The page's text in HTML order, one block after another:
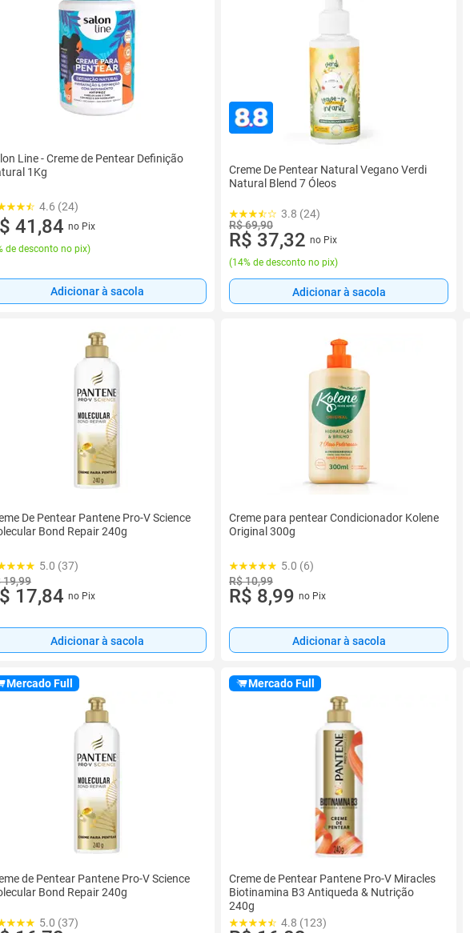
Line - Creme de Pentear Definição
1Kg
4.6 (24)
41,84 no Pix
de desconto no pix)
Adicionar à sacola
Creme De Pentear Natural Vegano Verdi
Natural Blend 7 Óleos
3.8 (24)
R$ 69,90
R$ 37,32 no Pix
(14% de desconto no pix)
Adicionar à sacola
De Pentear Pantene Pro-V Science
Bond Repair 240g
5.0 (37)
19,99
17,84 no Pix
Adicionar à sacola
Creme para pentear Condicionador Kolene
Original 300g
5.0 (6)
R$ 10,99
R$ 8,99 no Pix
Adicionar à sacola
Mercado Full
de Pentear Pantene Pro-V Science
Bond Repair 240g
5.0 (37)
Mercado Full
Creme de Pentear Pantene Pro-V Miracles
Biotinamina B3 Antiqueda & Nutrição
240g
4.8 (123)